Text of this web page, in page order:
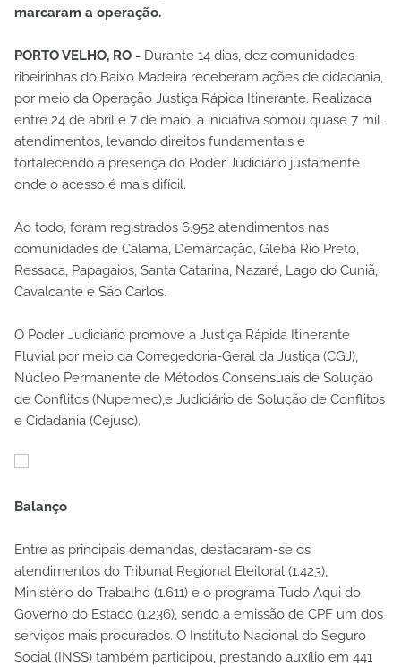
marcaram a operação.
PORTO VELHO, RO - Durante 14 dias, dez comunidades
ribeirinhas do Baixo Madeira receberam ações de cidadania,
por meio da Operação Justiça Rápida Itinerante. Realizada
entre 24 de abril e 7 de maio, a iniciativa somou quase 7 mil
atendimentos, levando direitos fundamentais e
fortalecendo a presença do Poder Judiciário justamente
onde o acesso é mais difícil.
Ao todo, foram registrados 6.952 atendimentos nas
comunidades de Calama, Demarcação, Gleba Rio Preto,
Ressaca, Papagaios, Santa Catarina, Nazaré, Lago do Cuniã,
Cavalcante e São Carlos.
O Poder Judiciário promove a Justiça Rápida Itinerante
Fluvial por meio da Corregedoria-Geral da Justiça (CGJ),
Núcleo Permanente de Métodos Consensuais de Solução
de Conflitos (Nupemec),e Judiciário de Solução de Conflitos
e Cidadania (Cejusc).
Balanço
Entre as principais demandas, destacaram-se os
atendimentos do Tribunal Regional Eleitoral (1.423),
Ministério do Trabalho (1.611) e o programa Tudo Aqui do
Governo do Estado (1.236), sendo a emissão de CPF um dos
serviços mais procurados. O Instituto Nacional do Seguro
Social (INSS) também participou, prestando auxílio em 441